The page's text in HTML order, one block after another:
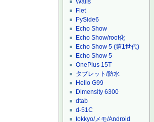
Wails
Flet
PySide6
Echo Show
Echo Show/root化
Echo Show 5 (第1世代)
Echo Show 5
OnePlus 15T
タブレット/防水
Helio G99
Dimensity 6300
dtab
d-51C
tokkyo/メモ/Android